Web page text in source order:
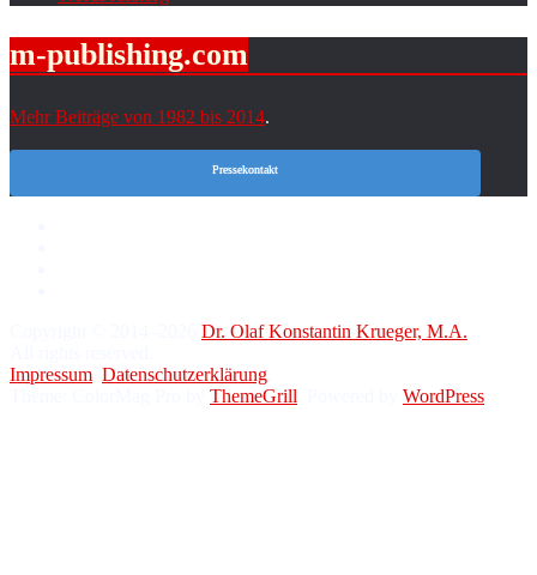
m-publishing.com
Mehr Beiträge von 1982 bis 2014.
Pressekontakt
Dr. Olaf Konstantin Krueger, M.A.
Impressum Datenschutzerklärung
ThemeGrill WordPress